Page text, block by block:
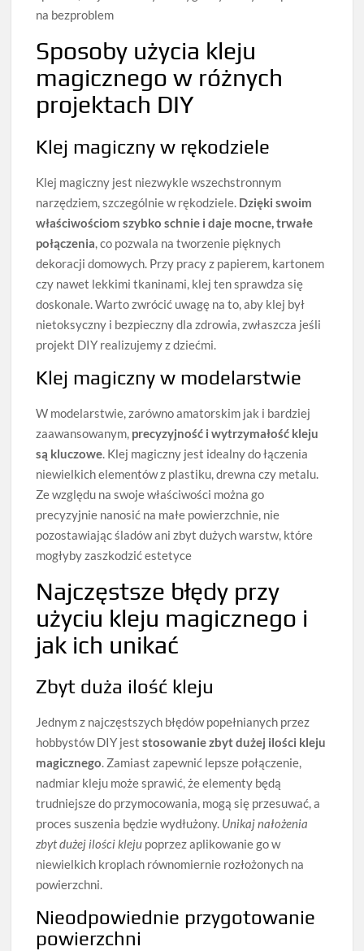
na bezproblem
Sposoby użycia kleju
magicznego w różnych
projektach DIY
Klej magiczny w rękodziele
Klej magiczny jest niezwykle wszechstronnym
narzędziem, szczególnie w rękodziele. Dzięki swoim
właściwościom szybko schnie i daje mocne, trwałe
połączenia, co pozwala na tworzenie pięknych
dekoracji domowych. Przy pracy z papierem, kartonem
czy nawet lekkimi tkaninami, klej ten sprawdza się
doskonale. Warto zwrócić uwagę na to, aby klej był
nietoksyczny i bezpieczny dla zdrowia, zwłaszcza jeśli
projekt DIY realizujemy z dziećmi.
Klej magiczny w modelarstwie
W modelarstwie, zarówno amatorskim jak i bardziej
zaawansowanym, precyzyjność i wytrzymałość kleju
są kluczowe. Klej magiczny jest idealny do łączenia
niewielkich elementów z plastiku, drewna czy metalu.
Ze względu na swoje właściwości można go
precyzyjnie nanosić na małe powierzchnie, nie
pozostawiając śladów ani zbyt dużych warstw, które
mogłyby zaszkodzić estetyce
Najczęstsze błędy przy
użyciu kleju magicznego i
jak ich unikać
Zbyt duża ilość kleju
Jednym z najczęstszych błędów popełnianych przez
hobbystów DIY jeststosowanie zbyt dużej ilości kleju
magicznego. Zamiast zapewnić lepsze połączenie,
nadmiar kleju może sprawić, że elementy będą
trudniejsze do przymocowania, mogą się przesuwać, a
proces suszenia będzie wydłużony. Unikaj nałożenia
zbyt dużej ilości kleju poprzez aplikowanie go w
niewielkich kroplach równomiernie rozłożonych na
powierzchni.
Nieodpowiednie przygotowanie
powierzchni